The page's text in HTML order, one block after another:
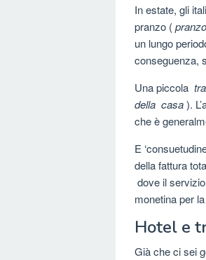
In estate, gli
pranzo (pranzo
un lungo
conseguenza,
Una piccola
della casa).
che è
E
della fattura
dove il
monetina per
Hotel e
Già che ci sei